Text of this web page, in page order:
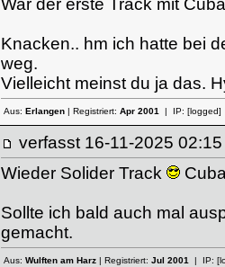
Knacken.. hm ich hatte bei
weg.
Vielleicht meinst du ja das.
Aus: Erlangen| Registriert: Apr 2001| IP: [logged]
verfasst 16-11-2025
Wieder Solider Track
Sollte ich bald auch mal
gemacht.
Aus: Wulften am Harz| Registriert: Jul 2001| IP: